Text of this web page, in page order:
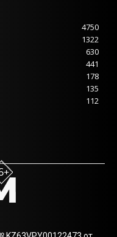
4750
1322
630
441
178
135
112